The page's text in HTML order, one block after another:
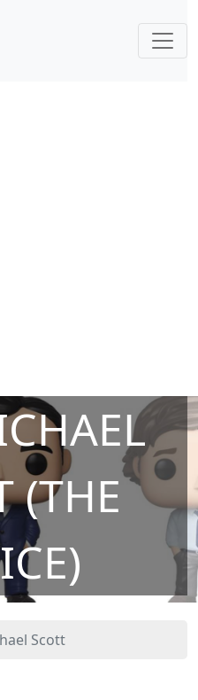
(THE
Scott